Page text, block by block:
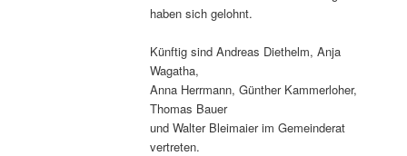
haben sich gelohnt.
Künftig sind Andreas Diethelm, Anja
Wagatha,
Anna Herrmann, Günther Kammerloher,
Thomas Bauer
und Walter Bleimaier im Gemeinderat
vertreten.